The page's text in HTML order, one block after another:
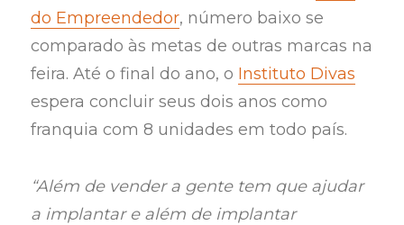
do Empreendedor, número baixo se
comparado às metas de outras marcas na
feira. Até o final do ano, o Instituto Divas
espera concluir seus dois anos como
franquia com 8 unidades em todo país.
“Além de vender a gente tem que ajudar
a implantar e além de implantar